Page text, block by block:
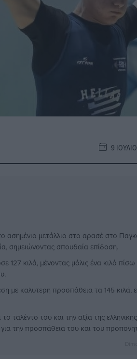
9
ασημένιο μετάλλιο στο αρασέ στο
σημειώνοντας σπουδαία επίδοση.
127 κιλά, μένοντας μόλις ένα κιλό
με καλύτερη προσπάθεια τα 145 κιλά,
ταλέντο του και την αξία της
την προσπάθεια του και του